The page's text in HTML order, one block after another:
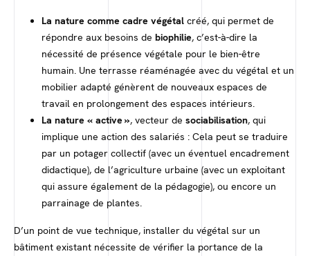
La nature comme cadre végétal créé, qui permet de
répondre aux besoins de biophilie, c’est-à-dire la
nécessité de présence végétale pour le bien-être
humain. Une terrasse réaménagée avec du végétal et un
mobilier adapté génèrent de nouveaux espaces de
travail en prolongement des espaces intérieurs.
La nature « active », vecteur de sociabilisation, qui
implique une action des salariés : Cela peut se traduire
par un potager collectif (avec un éventuel encadrement
didactique), de l’agriculture urbaine (avec un exploitant
qui assure également de la pédagogie), ou encore un
parrainage de plantes.
D’un point de vue technique, installer du végétal sur un
bâtiment existant nécessite de vérifier la portance de la